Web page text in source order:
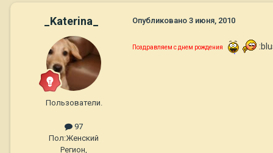
_Katerina_
Пользователи.
97
Пол:Женский
Регион,
Опубликовано 3 июня, 2010
Поздравляем с днем рождения